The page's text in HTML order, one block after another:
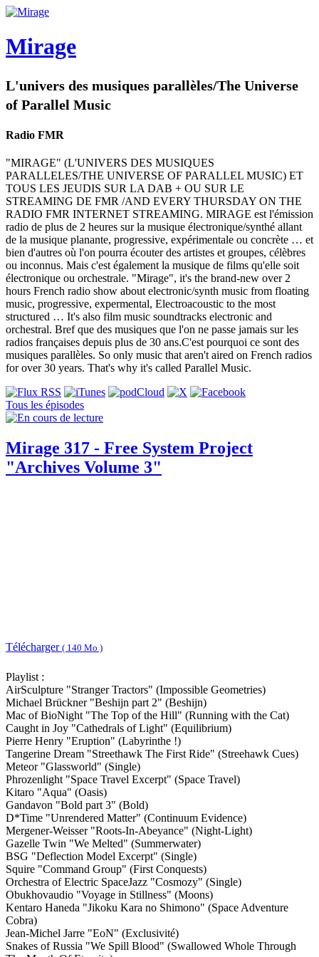
Mirage
L'univers des musiques parallèles/The Universe
of Parallel Music
Radio FMR
"MIRAGE" (L'UNIVERS DES MUSIQUES
PARALLELES/THE UNIVERSE OF PARALLEL MUSIC) ET
TOUS LES JEUDIS SUR LA DAB + OU SUR LE
STREAMING DE FMR /AND EVERY THURSDAY ON THE
RADIO FMR INTERNET STREAMING. MIRAGE est l'émission
radio de plus de 2 heures sur la musique électronique/synthé allant
de la musique planante, progressive, expérimentale ou concrète … et
bien d'autres où l'on pourra écouter des artistes et groupes, célèbres
ou inconnus. Mais c'est également la musique de films qu'elle soit
électronique ou orchestrale. "Mirage", it's the brand-new over 2
hours French radio show about electronic/synth music from floating
music, progressive, expermental, Electroacoustic to the most
structured … It's also film music soundtracks electronic and
orchestral. Bref que des musiques que l'on ne passe jamais sur les
radios françaises depuis plus de 30 ans.C'est pourquoi ce sont des
musiques parallèles. So only music that aren't aired on French radios
for over 30 years. That's why it's called Parallel Music.
Tous les épisodes
Mirage 317 - Free System Project
"Archives Volume 3"
Télécharger ( 140 Mo )
Playlist :
AirSculpture "Stranger Tractors" (Impossible Geometries)
Michael Brückner "Beshijn part 2" (Beshijn)
Mac of BioNight "The Top of the Hill" (Running with the Cat)
Caught in Joy "Cathedrals of Light" (Equilibrium)
Pierre Henry "Eruption" (Labyrinthe !)
Tangerine Dream "Streethawk The First Ride" (Streehawk Cues)
Meteor "Glassworld" (Single)
Phrozenlight "Space Travel Excerpt" (Space Travel)
Kitaro "Aqua" (Oasis)
Gandavon "Bold part 3" (Bold)
D*Time "Unrendered Matter" (Continuum Evidence)
Mergener-Weisser "Roots-In-Abeyance" (Night-Light)
Gazelle Twin "We Melted" (Summerwater)
BSG "Deflection Model Excerpt" (Single)
Squire "Command Group" (First Conquests)
Orchestra of Electric SpaceJazz "Cosmozy" (Single)
Obukhovaudio "Voyage in Stillness" (Moons)
Kentaro Haneda "Jikoku Kara no Shimono" (Space Adventure
Cobra)
Jean-Michel Jarre "EoN" (Exclusivité)
Snakes of Russia "We Spill Blood" (Swallowed Whole Through